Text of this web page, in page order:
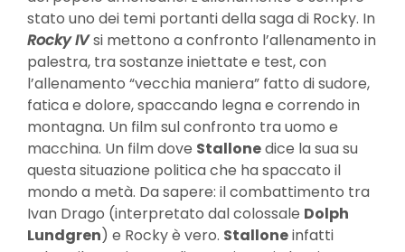
stato uno dei temi portanti della saga di Rocky. In
Rocky IV si mettono a confronto l’allenamento in
palestra, tra sostanze iniettate e test, con
l’allenamento “vecchia maniera” fatto di sudore,
fatica e dolore, spaccando legna e correndo in
montagna. Un film sul confronto tra uomo e
macchina. Un film dove Stallonedice la sua su
questa situazione politica che ha spaccato il
mondo a metà. Da sapere: il combattimento tra
Ivan Drago (interpretato dal colossale Dolph
Lundgren) e Rocky è vero. Stalloneinfatti